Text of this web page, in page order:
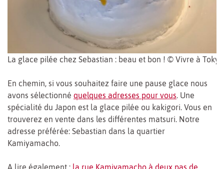
La glace pilée chez Sebastian : beau et bon ! © Vivre à Tokyo
En chemin, si vous souhaitez faire une pause glace nous
avons sélectionné quelques adresses pour vous. Une
spécialité du Japon est la glace pilée ou kakigori. Vous en
trouverez en vente dans les différentes matsuri. Notre
adresse préférée: Sebastian dans la quartier
Kamiyamacho.